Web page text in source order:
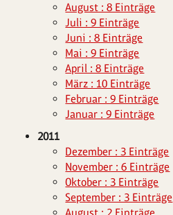
August : 8 Einträge
Juli : 9 Einträge
Juni : 8 Einträge
Mai : 9 Einträge
April : 8 Einträge
März : 10 Einträge
Februar : 9 Einträge
Januar : 9 Einträge
2011
Dezember : 3 Einträge
November : 6 Einträge
Oktober : 3 Einträge
September : 3 Einträge